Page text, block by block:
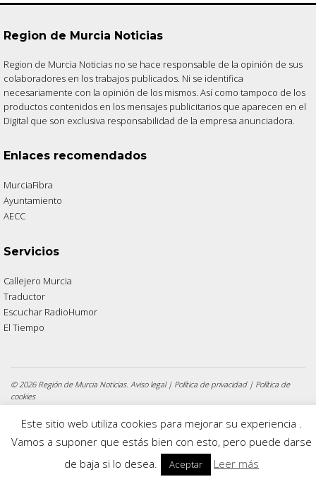
Region de Murcia Noticias
Region de Murcia Noticias no se hace responsable de la opinión de sus
colaboradores en los trabajos publicados. Ni se identifica
necesariamente con la opinión de los mismos. Así como tampoco de los
productos contenidos en los mensajes publicitarios que aparecen en el
Digital que son exclusiva responsabilidad de la empresa anunciadora.
Enlaces recomendados
MurciaFibra
Ayuntamiento
AECC
Servicios
Callejero Murcia
Traductor
Escuchar RadioHumor
El Tiempo
© 2026 Región de Murcia Noticias. Aviso legal| Política de privacidad| Política de
cookies
Este sitio web utiliza cookies para mejorar su experiencia .
Vamos a suponer que estás bien con esto, pero puede darse
de baja si lo desea.
Aceptar Leer más